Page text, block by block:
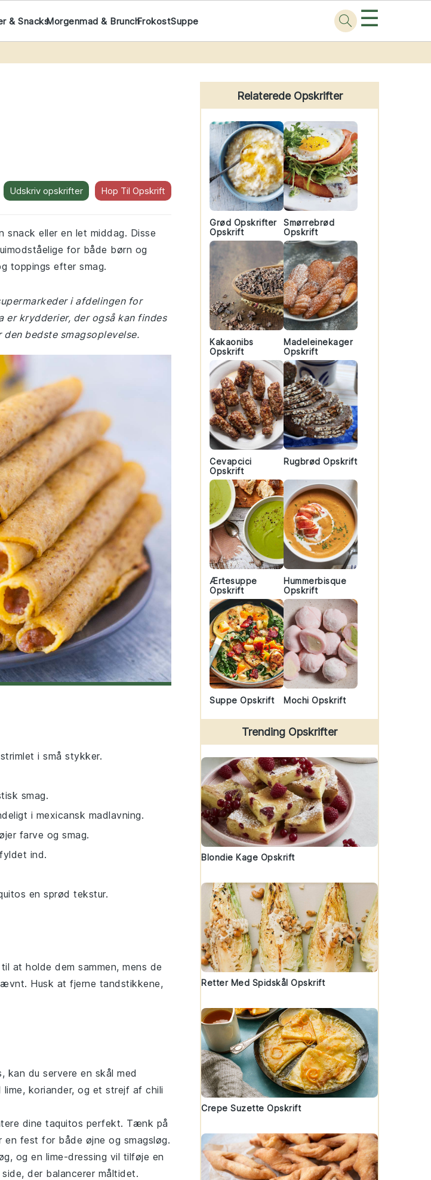
& SnacksMorgenmad & BrunchFrokostSuppe ☰
Udskriv opskrifter Hop Til Opskrift
eller en let middag. Disse
for både børn og
toppings efter smag.
i afdelingen for
er krydderier, der også kan findes
bedste smagsoplevelse.
i små stykker.
smag.
i mexicansk madlavning.
farve og smag.
ind.
en sprød tekstur.
at holde dem sammen, mens de
Husk at fjerne tandstikkene,
, kan du servere en skål med
lime, koriander, og et strejf af chili
dine taquitos perfekt. Tænk på
en fest for både øjne og smagsløg.
, og en lime-dressing vil tilføje en
der balancerer måltidet.
Primary
Sidebar
Relaterede Opskrifter
Grød Opskrifter
Opskrift
Smørrebrød
Opskrift
Kakaonibs
Opskrift
Madeleinekager
Opskrift
Cevapcici
Opskrift
Rugbrød Opskrift
Ærtesuppe
Opskrift
Hummerbisque
Opskrift
Suppe Opskrift Mochi Opskrift
Trending Opskrifter
Blondie Kage Opskrift
Retter Med Spidskål Opskrift
Crepe Suzette Opskrift